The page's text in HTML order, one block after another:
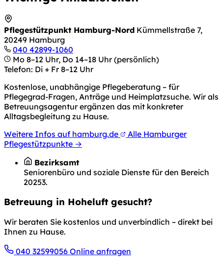
Pflegestützpunkt Hamburg-Nord Kümmellstraße 7,
20249 Hamburg
040 42899-1060
Mo 8–12 Uhr, Do 14–18 Uhr (persönlich)
Telefon: Di + Fr 8–12 Uhr
Kostenlose, unabhängige Pflegeberatung – für
Pflegegrad-Fragen, Anträge und Heimplatzsuche. Wir als
Betreuungsagentur ergänzen das mit konkreter
Alltagsbegleitung zu Hause.
Weitere Infos auf hamburg.de
Alle Hamburger
Pflegestützpunkte →
Bezirksamt
Seniorenbüro und soziale Dienste für den Bereich
20253.
Betreuung in Hoheluft gesucht?
Wir beraten Sie kostenlos und unverbindlich – direkt bei
Ihnen zu Hause.
040 32599056 Online anfragen